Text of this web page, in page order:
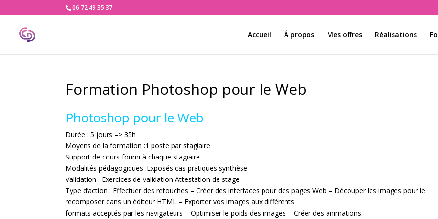
06 72 49 35 37
Accueil Á propos Mes offres Réalisations
Formation Photoshop pour le Web
Photoshop pour le Web
Durée : 5 jours –> 35h
Moyens de la formation :1 poste par stagiaire
Support de cours fourni à chaque stagiaire
Modalités pédagogiques :Exposés cas pratiques synthèse
Validation : Exercices de validation Attestation de stage
Type d’action : Effectuer des retouches – Créer des interfaces pour des pages Web – Découper les images pour le
recomposer dans un éditeur HTML – Exporter vos images aux différents
formats acceptés par les navigateurs – Optimiser le poids des images – Créer des animations.